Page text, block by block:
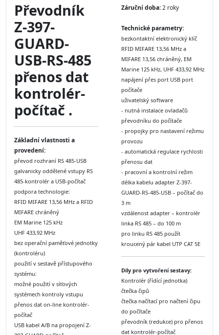
Převodník
Z-397-
GUARD-
USB-RS-485
přenos dat
kontrolér-
počítač .
Základní vlastnosti a
provedení:
převod rozhraní RS 485-USB
galvanicky oddělené vstupy RS
485-kontrolér a USB-počítač
podpora technologie:
RFID MIFARE 13,56 MHz a RFID
MIFARE chráněný
EM Marine 125 kHz
UHF 433,92 MHz
bez operační paměťové jednotky
(kontroléru)
použití v sestavě přístupového
systému:
možné použití v síťových
systémech kontroly vstupu
přenos dat on-line kontrolér-
počítač
USB kabel A/B na propojení Z-
Záruční doba:2 roky
Technické parametry:
bezkontaktní elektronický klíč
RFID MIFARE 13,56 MHz a
MIFARE 13,56 chráněný, EM
Marine 125 kHz, UHF 433,92 MHz
napájení přes port USB port
počítače
uživatelský software
- nutná instalace ovladačů
převodníku do počítače
- propojky pro nastavení režimu
provozu
- automatická regulace rychlosti
přenosu dat
- pracovní a kontrolní režim
délka kabelu adapter Z-397-
GUARD-RS-485-USB – počítač do
3 m
vzdálenost adapter – kontrolér
linka RS 485 – do 100 m
pro linku RS 485 použít
kroucený pár kabel UTP CAT 5E
Díly pro vytvoření sestavy:
Kontrolér (řídící jednotka)
čtečka čipů
čtečka načítací pro načtení čipu
do počítače
převodník (redukce) pro přenos
dat kontrolér-počítač